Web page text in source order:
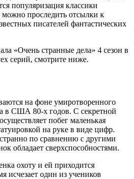
популяризация классики
проследить отсылки к
писателей фантастических
«Очень странные дела» 4 сезон в
серий, смотрите ниже.
на фоне умиротворенного
в США 80-х годов. С секретной
побег маленькая
на руке в виде цифр.
по сравнению с другими
обладает сверхспособностями.
охоту и ей приходится
исчезает один из учеников